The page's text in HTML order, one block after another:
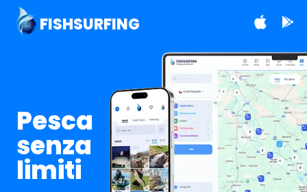
FISHSURFING
Pesca
senza
limiti